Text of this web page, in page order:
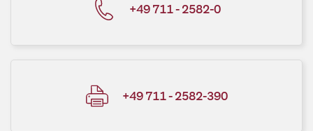
+49 711 - 2582-0
+49 711 - 2582-390